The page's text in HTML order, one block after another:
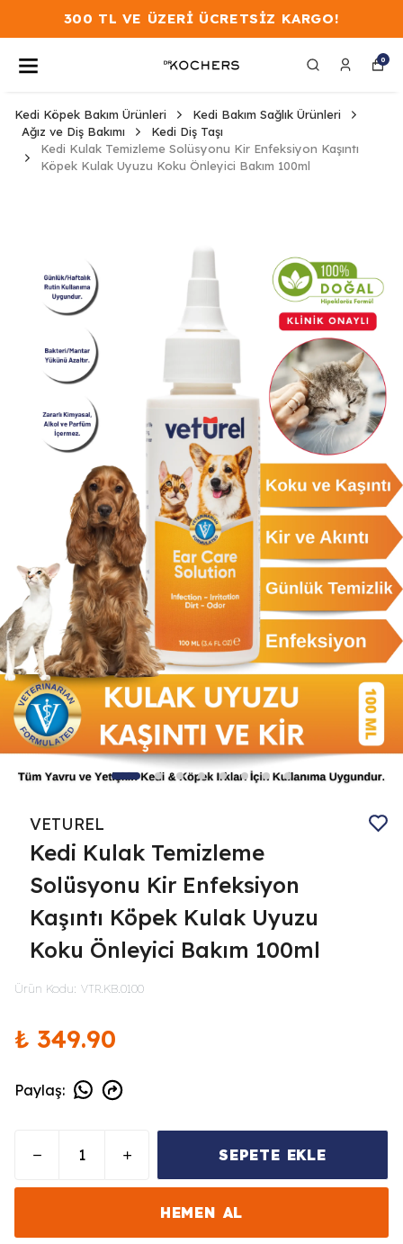
300 TL VE ÜZERİ ÜCRETSİZ KARGO!
0
Kedi Köpek Bakım Ürünleri
Kedi Bakım Sağlık Ürünleri
Ağız ve Diş Bakımı
Kedi Diş Taşı
Kedi Kulak Temizleme Solüsyonu Kir Enfeksiyon Kaşıntı
Köpek Kulak Uyuzu Koku Önleyici Bakım 100ml
VETUREL
Kedi Kulak Temizleme
Solüsyonu Kir Enfeksiyon
Kaşıntı Köpek Kulak Uyuzu
Koku Önleyici Bakım 100ml
Ürün Kodu: VTR.KB.0100
₺ 349.90
Paylaş:
SEPETE EKLE
HEMEN AL